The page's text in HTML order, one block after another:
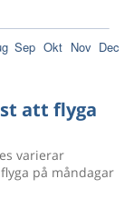
att flyga
varierar
på måndagar